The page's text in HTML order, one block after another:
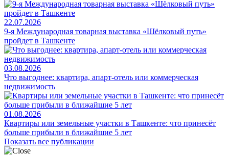
22.07.2026
9-я Международная товарная выставка «Шёлковый путь»
пройдет в Ташкенте
03.08.2026
Что выгоднее: квартира, апарт-отель или коммерческая
недвижимость
01.08.2026
Квартиры или земельные участки в Ташкенте: что принесёт
больше прибыли в ближайшие 5 лет
Показать все публикации